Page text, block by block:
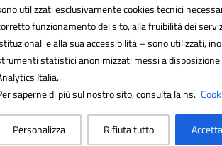
utilizzati esclusivamente cookies tecnici
funzionamento del sito, alla fruibilità dei
e alla sua accessibilità – sono utilizzati,
statistici anonimizzati messi a disposizione
Italia.
saperne di più sul nostro sito, consulta la ns.
Personalizza Rifiuta tutto
Seguici su: